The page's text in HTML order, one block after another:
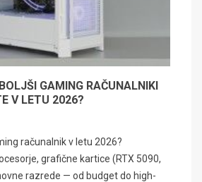
GAMING RAČUNALNIKI
V LETU 2026?
računalnik v letu 2026?
grafične kartice (RTX 5090,
razrede — od budget do high-